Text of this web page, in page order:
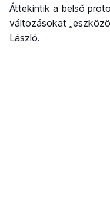
Áttekintik a belső
változásokat
László.